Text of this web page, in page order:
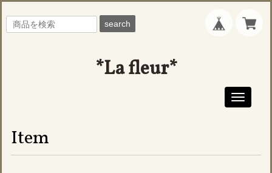
search
*La fleur*
Toggle
Item